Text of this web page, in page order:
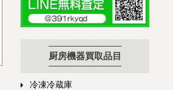
厨房機器買取品目
冷凍冷蔵庫